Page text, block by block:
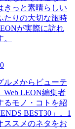
きっと素晴らしい
たりの大切な旅時
が実際に訪れ
ルメからビューテ
Web LEON編集者
るモノ・コトを紹
BEST30」。1
ススメのネタをお